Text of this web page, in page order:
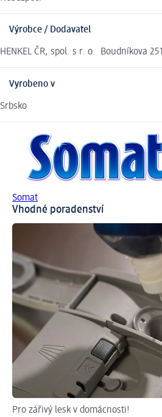
Výrobce / Dodavatel
HENKEL ČR, spol. s r. o. Boudníkova
Vyrobeno v
Srbsko
Somat
Vhodné poradenství
Pro zářivý lesk v domácnosti!